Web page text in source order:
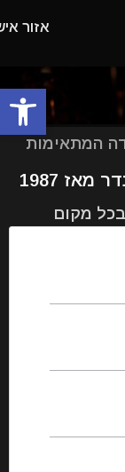
אזור
המתאימות
1987
מקום